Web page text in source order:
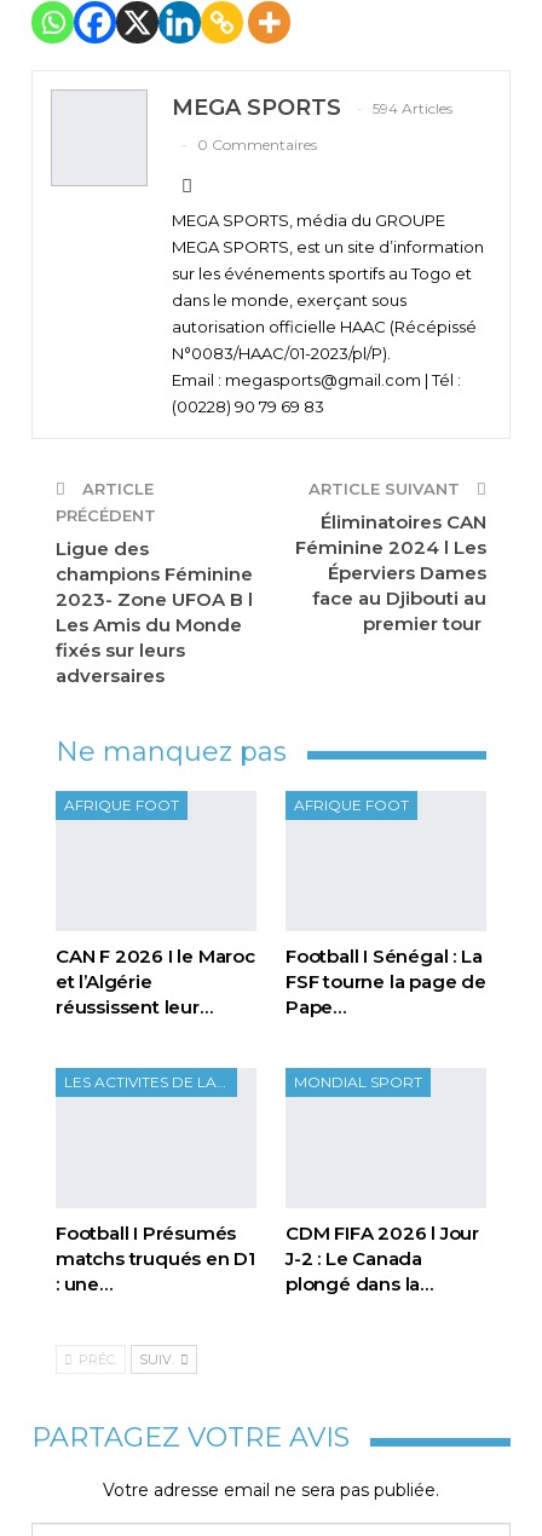
MEGA SPORTS
594 Articles
0 Commentaires
MEGA SPORTS, média du GROUPE
MEGA SPORTS, est un site d’information
sur les événements sportifs au Togo et
dans le monde, exerçant sous
autorisation officielle HAAC (Récépissé
N°0083/HAAC/01-2023/pl/P).
Email : megasports@gmail.com | Tél :
(00228) 90 79 69 83
ARTICLE
PRÉCÉDENT
Ligue des
champions Féminine
2023- Zone UFOA B l
Les Amis du Monde
fixés sur leurs
adversaires
ARTICLE SUIVANT
Éliminatoires CAN
Féminine 2024 l Les
Éperviers Dames
face au Djibouti au
premier tour
Ne manquez pas
AFRIQUE FOOT
CAN F 2026 I le Maroc
et l’Algérie
réussissent leur…
AFRIQUE FOOT
Football I Sénégal : La
FSF tourne la page de
Pape…
Football I Présumés
matchs truqués en D1
: une…
MONDIAL SPORT
CDM FIFA 2026 l Jour
J-2 : Le Canada
plongé dans la…
PRÉC. SUIV.
PARTAGEZ VOTRE AVIS
Votre adresse email ne sera pas publiée.